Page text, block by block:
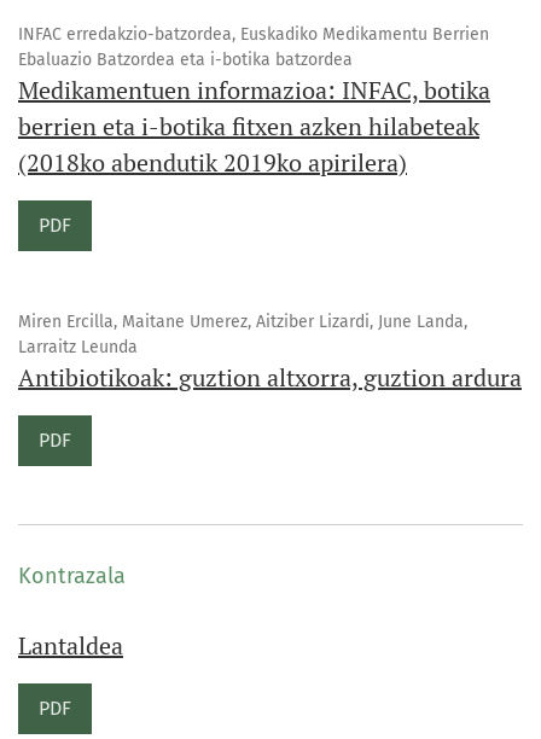
INFAC erredakzio-batzordea, Euskadiko Medikamentu Berrien
Ebaluazio Batzordea eta i-botika batzordea
Medikamentuen informazioa: INFAC, botika
berrien eta i-botika fitxen azken hilabeteak
(2018ko abendutik 2019ko apirilera)
PDF
Miren Ercilla, Maitane Umerez, Aitziber Lizardi, June Landa,
Larraitz Leunda
Antibiotikoak: guztion altxorra, guztion ardura
PDF
Kontrazala
Lantaldea
PDF